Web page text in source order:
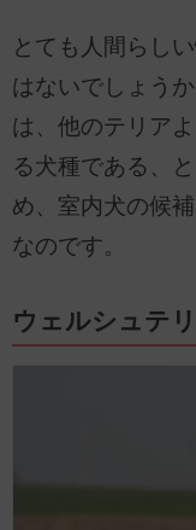
とても人間らし
はないでしょう
は、他のテリア
る犬種である、
め、室内犬の候
なのです。
ウェルシュテ